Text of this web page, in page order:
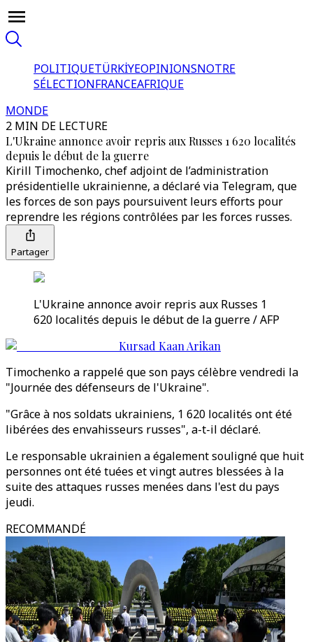
POLITIQUETÜRKİYEOPINIONSNOTRE
SÉLECTIONFRANCEAFRIQUE
MONDE
2 MIN DE LECTURE
L'Ukraine annonce avoir repris aux Russes 1 620 localités
depuis le début de la guerre
Kirill Timochenko, chef adjoint de l’administration
présidentielle ukrainienne, a déclaré via Telegram, que
les forces de son pays poursuivent leurs efforts pour
reprendre les régions contrôlées par les forces russes.
Partager
L'Ukraine annonce avoir repris aux Russes 1
620 localités depuis le début de la guerre / AFP
Kursad Kaan Arikan
Timochenko a rappelé que son pays célèbre vendredi la
"Journée des défenseurs de l'Ukraine".
"Grâce à nos soldats ukrainiens, 1 620 localités ont été
libérées des envahisseurs russes", a-t-il déclaré.
Le responsable ukrainien a également souligné que huit
personnes ont été tuées et vingt autres blessées à la
suite des attaques russes menées dans l'est du pays
jeudi.
RECOMMANDÉ